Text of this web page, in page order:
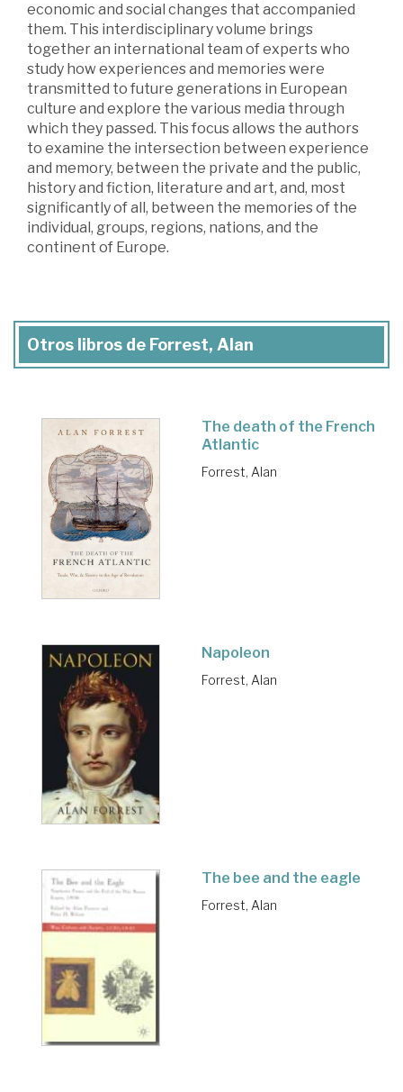
economic and social changes that accompanied
them. This interdisciplinary volume brings
together an international team of experts who
study how experiences and memories were
transmitted to future generations in European
culture and explore the various media through
which they passed. This focus allows the authors
to examine the intersection between experience
and memory, between the private and the public,
history and fiction, literature and art, and, most
significantly of all, between the memories of the
individual, groups, regions, nations, and the
continent of Europe.
Otros libros de Forrest, Alan
The death of the French
Atlantic
Forrest, Alan
Napoleon
Forrest, Alan
The bee and the eagle
Forrest, Alan